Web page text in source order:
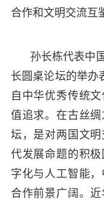
合作和文明交流互
孙长栋代表中
长圆桌论坛的举办
自中华优秀传统
值追求。在古丝
坛，是对两国文
代发展命题的积
字化与人工智能
合作前景广阔。近